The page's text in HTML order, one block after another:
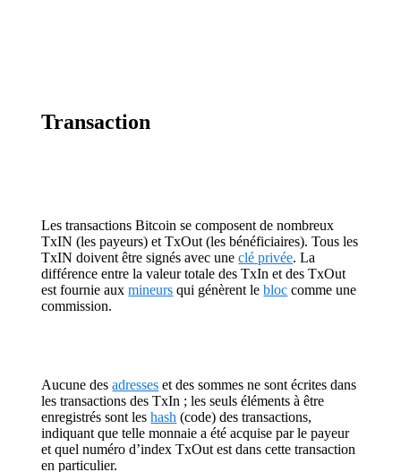
Transaction
Les transactions Bitcoin se composent de nombreux
TxIN (les payeurs) et TxOut (les bénéficiaires). Tous les
TxIN doivent être signés avec uneclé privée. La
différence entre la valeur totale des TxIn et des TxOut
est fournie auxmineurs qui génèrent lebloc comme une
commission.
Aucune desadresses et des sommes ne sont écrites dans
les transactions des TxIn ; les seuls éléments à être
enregistrés sont leshash (code) des transactions,
indiquant que telle monnaie a été acquise par le payeur
et quel numéro d’index TxOut est dans cette transaction
en particulier.